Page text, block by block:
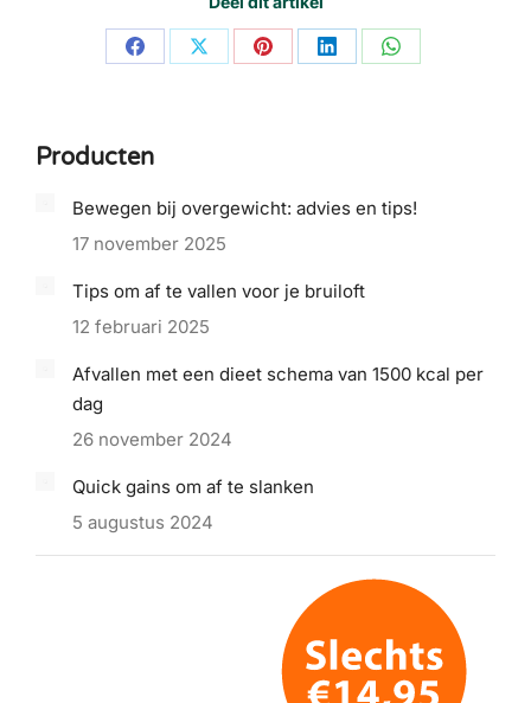
Share Share Share Share Share
Producten
Bewegen bij overgewicht: advies en tips!
17 november 2025
Tips om af te vallen voor je bruiloft
12 februari 2025
Afvallen met een dieet schema van 1500 kcal per
dag
26 november 2024
Quick gains om af te slanken
5 augustus 2024